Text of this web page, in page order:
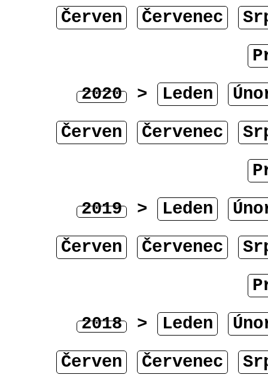
Červen
Červenec
2020 > Leden
Červen
Červenec
2019 > Leden
Červen
Červenec
2018 > Leden
Červen
Červenec